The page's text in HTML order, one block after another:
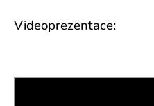
Videoprezentace: